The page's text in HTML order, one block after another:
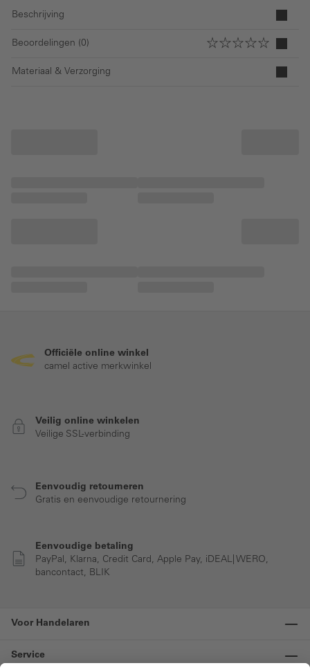
Beschrijving
Beoordelingen (0)
Materiaal & Verzorging
Officiële online winkel
camel active merkwinkel
Veilig online winkelen
Veilige SSL-verbinding
Eenvoudig retourneren
Gratis en eenvoudige retournering
Eenvoudige betaling
PayPal, Klarna, Credit Card, Apple Pay, iDEAL| WERO,
bancontact, BLIK
Voor Handelaren
Service